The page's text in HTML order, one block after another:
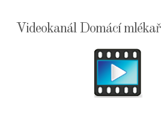
Videokanál Domácí mlékař